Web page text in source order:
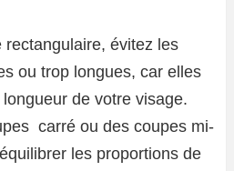
évitez les
ou trop longues, car elles
de votre visage.
carré ou des coupes mi-
les proportions de